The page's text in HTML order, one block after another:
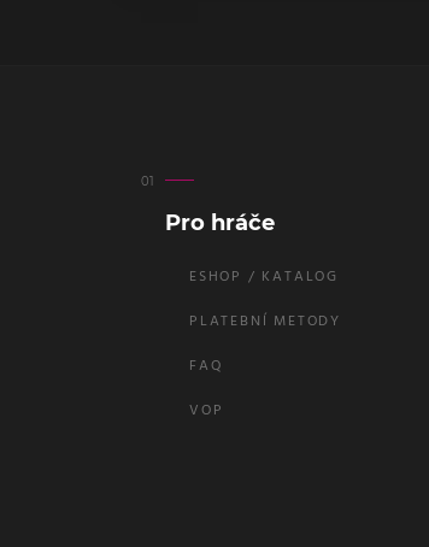
Pro hráče
ESHOP / KATALOG
PLATEBNÍ METODY
FAQ
VOP